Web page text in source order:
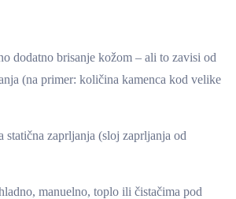
dodatno brisanje kožom – ali to zavisi od
(na primer: količina kamenca kod velike
statična zaprljanja (sloj zaprljanja od
manuelno, toplo ili čistačima pod